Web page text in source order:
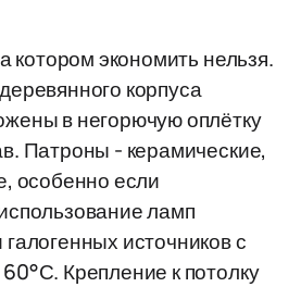
котором экономить нельзя.
корпуса
в негорючую оплётку
Патроны - керамические,
особенно если
ламп
источников с
Крепление к потолку